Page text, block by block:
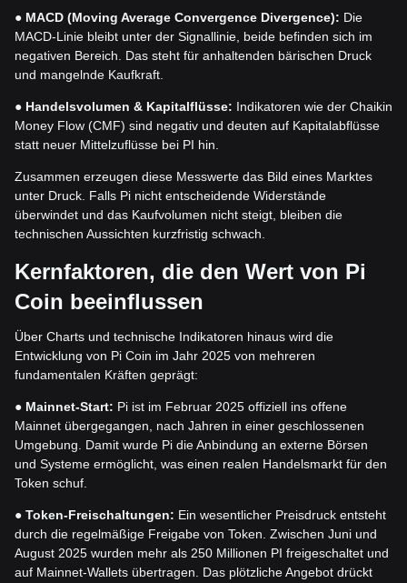
● MACD (Moving Average Convergence Divergence): Die
MACD-Linie bleibt unter der Signallinie, beide befinden sich im
negativen Bereich. Das steht für anhaltenden bärischen Druck
und mangelnde Kaufkraft.
● Handelsvolumen & Kapitalflüsse: Indikatoren wie der Chaikin
Money Flow (CMF) sind negativ und deuten auf Kapitalabflüsse
statt neuer Mittelzuflüsse bei PI hin.
Zusammen erzeugen diese Messwerte das Bild eines Marktes
unter Druck. Falls Pi nicht entscheidende Widerstände
überwindet und das Kaufvolumen nicht steigt, bleiben die
technischen Aussichten kurzfristig schwach.
Kernfaktoren, die den Wert von Pi
Coin beeinflussen
Über Charts und technische Indikatoren hinaus wird die
Entwicklung von Pi Coin im Jahr 2025 von mehreren
fundamentalen Kräften geprägt:
● Mainnet-Start: Pi ist im Februar 2025 offiziell ins offene
Mainnet übergegangen, nach Jahren in einer geschlossenen
Umgebung. Damit wurde Pi die Anbindung an externe Börsen
und Systeme ermöglicht, was einen realen Handelsmarkt für den
Token schuf.
● Token-Freischaltungen: Ein wesentlicher Preisdruck entsteht
durch die regelmäßige Freigabe von Token. Zwischen Juni und
August 2025 wurden mehr als 250 Millionen PI freigeschaltet und
auf Mainnet-Wallets übertragen. Das plötzliche Angebot drückt